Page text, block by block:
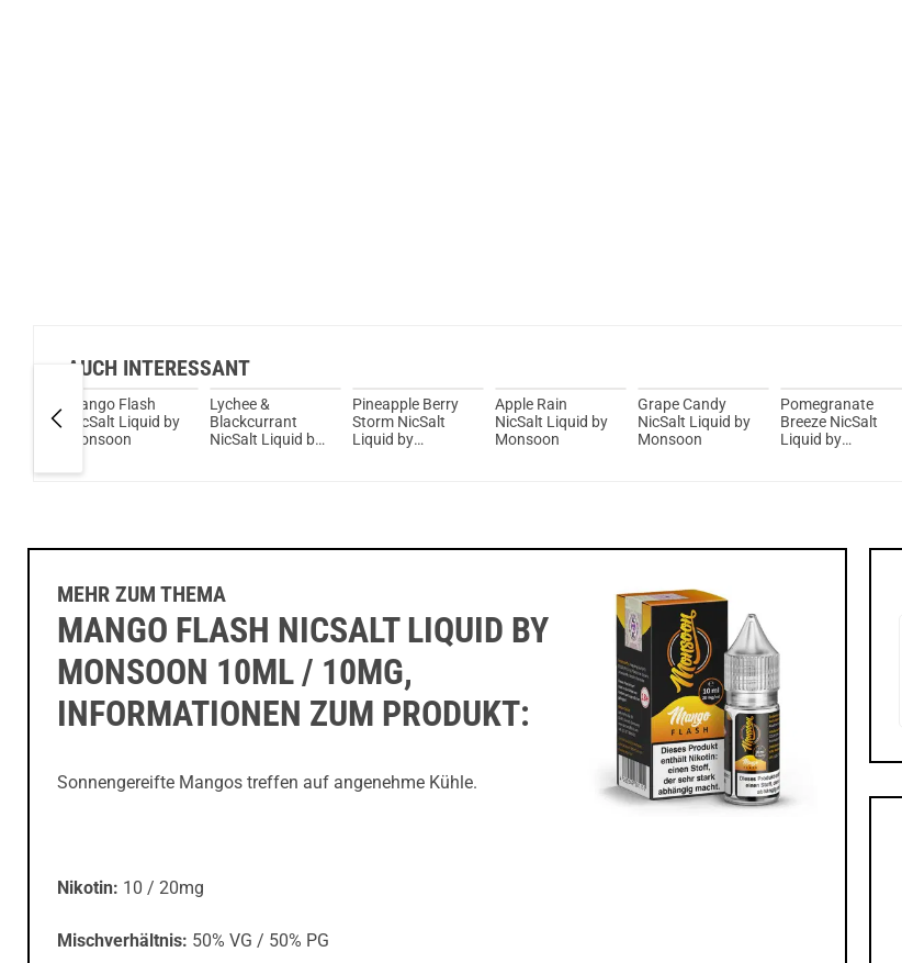
AUCH INTERESSANT
Mango Flash
NicSalt Liquid by
Monsoon
Lychee &
Blackcurrant
NicSalt Liquid by
Pineapple Berry
Storm NicSalt
Liquid by
Apple Rain
NicSalt Liquid by
Monsoon
Grape Candy
NicSalt Liquid by
Monsoon
Pomegranate
Breeze NicSalt
Liquid by
MEHR ZUM THEMA
MANGO FLASH NICSALT LIQUID BY
MONSOON 10ML / 10MG,
INFORMATIONEN ZUM PRODUKT:
Sonnengereifte Mangos treffen auf angenehme Kühle.
Nikotin: 10 / 20mg
Mischverhältnis: 50% VG / 50% PG